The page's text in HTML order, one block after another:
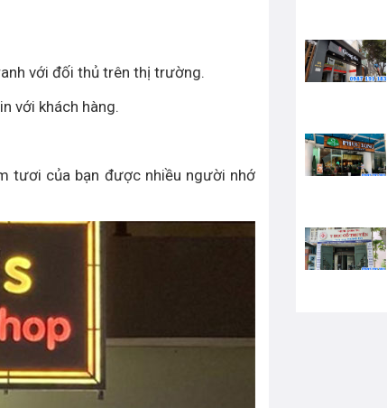
với đối thủ trên thị trường.
với khách hàng.
tươi của bạn được nhiều người nhớ